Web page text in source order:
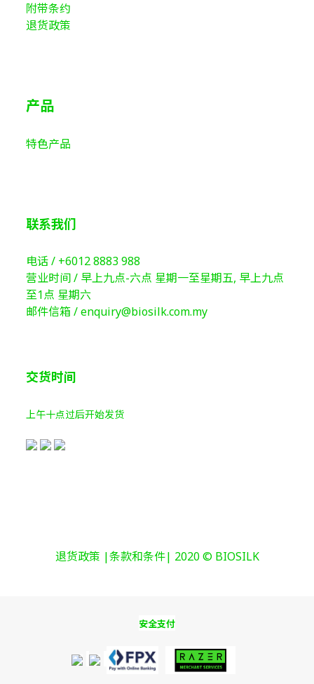
附带条约
退货政策
产品
特色产品
联系我们
电话 / +6012 8883 988
营业时间 / 早上九点-六点 星期一至星期五, 早上九点
至1点 星期六
邮件信箱 /enquiry@biosilk.com.my
交货时间
上午十点过后开始发货
退货政策 |条款和条件| 2020 © BIOSILK
安全支付